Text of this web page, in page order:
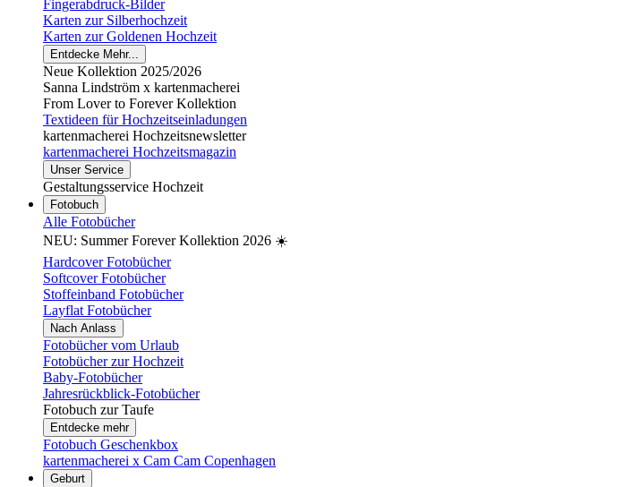
Fingerabdruck-Bilder
Karten zur Silberhochzeit
Karten zur Goldenen Hochzeit
Entdecke Mehr...
Neue Kollektion 2025/2026
Sanna Lindström x kartenmacherei
From Lover to Forever Kollektion
Textideen für Hochzeitseinladungen
kartenmacherei Hochzeitsnewsletter
kartenmacherei Hochzeitsmagazin
Unser Service
Gestaltungsservice Hochzeit
Fotobuch
Alle Fotobücher
NEU: Summer Forever Kollektion 2026 ☀️
Hardcover Fotobücher
Softcover Fotobücher
Stoffeinband Fotobücher
Layflat Fotobücher
Nach Anlass
Fotobücher vom Urlaub
Fotobücher zur Hochzeit
Baby-Fotobücher
Jahresrückblick-Fotobücher
Fotobuch zur Taufe
Entdecke mehr
Fotobuch Geschenkbox
kartenmacherei x Cam Cam Copenhagen
Geburt